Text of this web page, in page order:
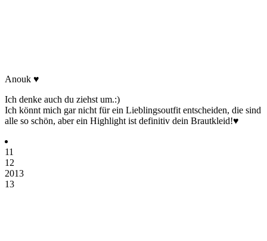
Anouk ♥
Ich denke auch du ziehst um.:)
Ich könnt mich gar nicht für ein Lieblingsoutfit entscheiden, die sind
alle so schön, aber ein Highlight ist definitiv dein Brautkleid!♥
11
12
2013
13